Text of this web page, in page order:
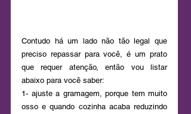
Contudo há um lado não tão legal que
preciso repassar para você, é um prato
que requer atenção, então vou listar
abaixo para você saber:
1- ajuste a gramagem, porque tem muito
osso e quando cozinha acaba reduzindo